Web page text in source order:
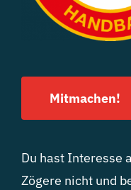
Mitmachen!
Du hast Interesse
Zögere nicht und